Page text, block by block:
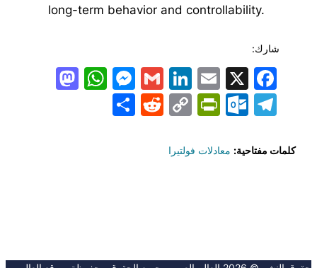
long-term behavior and controllability.
شارك:
Facebook
X
Email
LinkedIn
Gmail
Telegram
Outlook.com
PrintFriendly
Copy
Reddit
Share
كلمات مفتاحية: معادلات فولتيرا